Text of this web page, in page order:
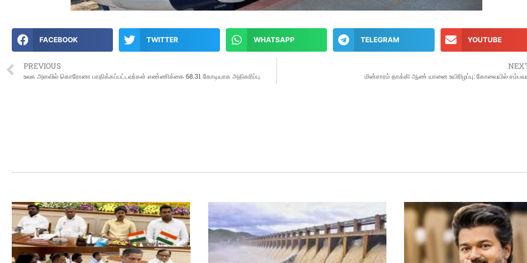
FACEBOOK TWITTER WHATSAPP TELEGRAM YOUTUBE
PREVIOUS
உலக அளவில் கொரோனா பாதிக்கப்பட்டவர்கள் எண்ணிக்கை 68.31 கோடியாக அதிகரிப்பு மின்சாரம் தாக்கி ஆண் யானை உயிரிழப்பு: கோவையில்